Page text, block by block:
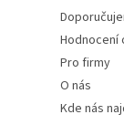
Hodnocení
Pro firmy
O nás
Kde nás